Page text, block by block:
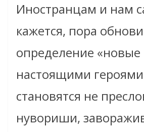
Иностранцам и нам
кажется, пора
определение «новые
настоящими героями
становятся не
нувориши,